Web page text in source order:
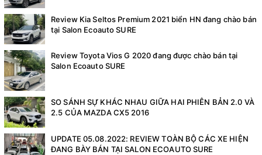
Review Kia Seltos Premium 2021 biển HN đang chào bán
tại Salon Ecoauto SURE
Review Toyota Vios G 2020 đang được chào bán tại
Salon Ecoauto SURE
SO SÁNH SỰ KHÁC NHAU GIỮA HAI PHIÊN BẢN 2.0 VÀ
2.5 CỦA MAZDA CX5 2016
UPDATE 05.08.2022: REVIEW TOÀN BỘ CÁC XE HIỆN
ĐANG BÀY BÁN TẠI SALON ECOAUTO SURE